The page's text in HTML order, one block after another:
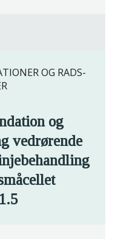
OG RADS-
og
vedrørende